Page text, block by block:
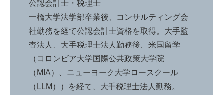
公認会計士・税理士
一橋大学法学部卒業後、コンサルティング会
社勤務を経て公認会計士資格を取得。大手監
査法人、大手税理士法人勤務後、米国留学
（コロンビア大学国際公共政策大学院
（MIA）、ニューヨーク大学ロースクール
（LLM））を経て、大手税理士法人勤務。